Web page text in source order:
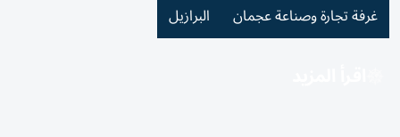
غرفة تجارة وصناعة عجمان البرازيل